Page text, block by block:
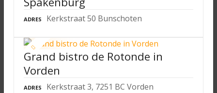
ADRES Kerkstraat 50 Bunschoten
Grand bistro de Rotonde in
Vorden
ADRES Kerkstraat 3, 7251 BC Vorden